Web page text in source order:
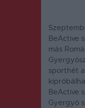
BeActive
más
sporthét
BeActive
Gyergyó